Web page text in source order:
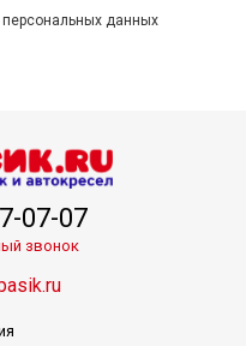
данных
07-07
звонок